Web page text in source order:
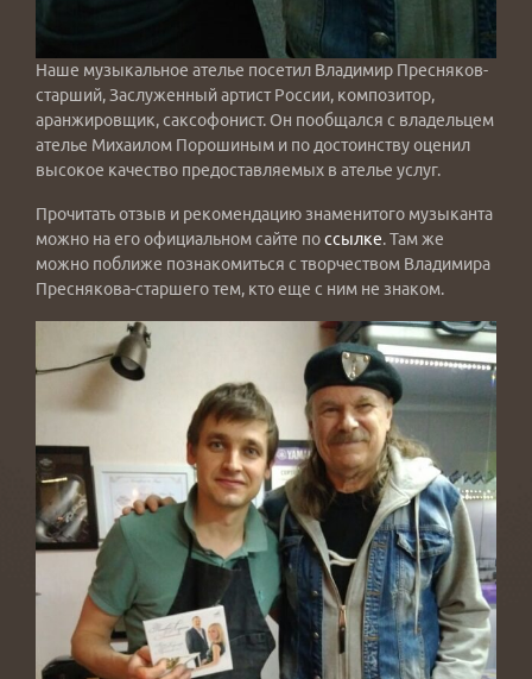
Наше музыкальное ателье посетил Владимир Пресняков-
старший, Заслуженный артист России, композитор,
аранжировщик, саксофонист. Он пообщался с владельцем
ателье Михаилом Порошиным и по достоинству оценил
высокое качество предоставляемых в ателье услуг.
Прочитать отзыв и рекомендацию знаменитого музыканта
можно на его официальном сайте поссылке. Там же
можно поближе познакомиться с творчеством Владимира
Преснякова-старшего тем, кто еще с ним не знаком.